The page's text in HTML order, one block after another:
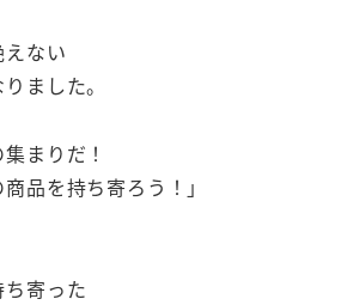
ない
ました。
まりだ！
品を持ち寄ろう！」
寄った